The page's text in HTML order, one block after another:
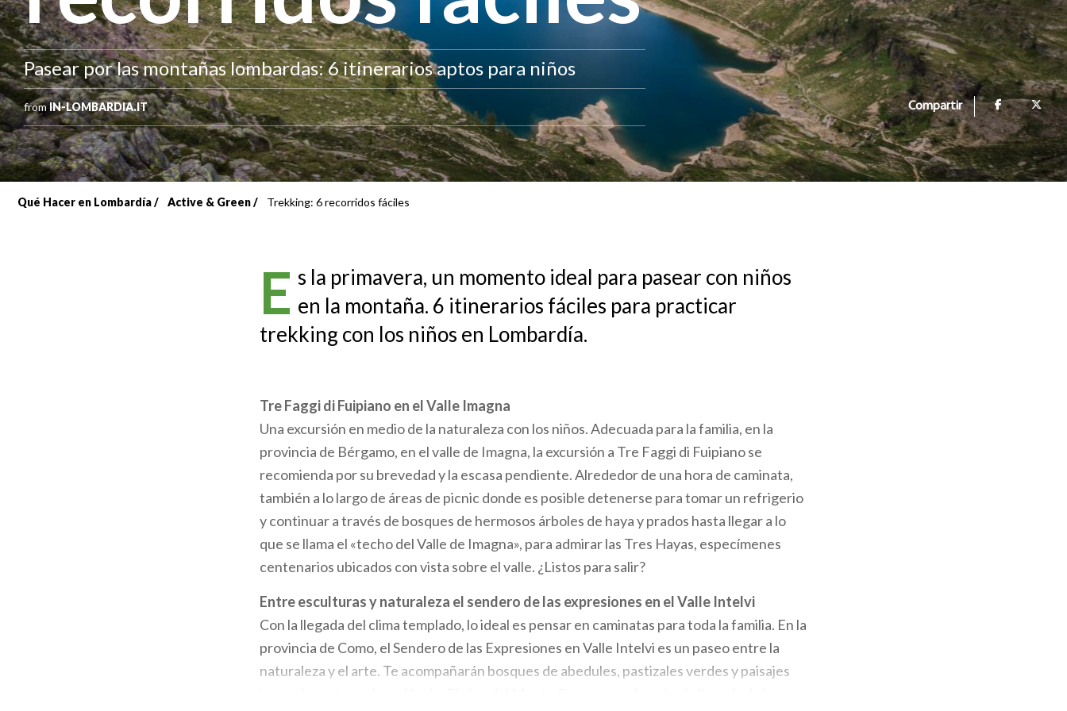
Pasear por las montañas lombardas: 6 itinerarios aptos para niños
fromIN-LOMBARDIA.IT Compartir
Sobrescribir
Qué Hacer en Lombardía Active & Green Trekking: 6 recorridos fáciles
E s la primavera, un momento ideal para pasear con niños
en la montaña. 6 itinerarios fáciles para practicar
trekking con los niños en Lombardía.
Tre Faggi di Fuipiano en el Valle Imagna
Una excursión en medio de la naturaleza con los niños. Adecuada para la familia, en la
provincia de Bérgamo, en el valle de Imagna, la excursión a Tre Faggi di Fuipiano se
recomienda por su brevedad y la escasa pendiente. Alrededor de una hora de caminata,
también a lo largo de áreas de picnic donde es posible detenerse para tomar un refrigerio
y continuar a través de bosques de hermosos árboles de haya y prados hasta llegar a lo
que se llama el «techo del Valle de Imagna», para admirar las Tres Hayas, especímenes
centenarios ubicados con vista sobre el valle. ¿Listos para salir?
Entre esculturas y naturaleza el sendero de las expresiones en el Valle Intelvi
Con la llegada del clima templado, lo ideal es pensar en caminatas para toda la familia. En la
provincia de Como, el Sendero de las Expresiones en Valle Intelvi es un paseo entre la
naturaleza y el arte. Te acompañarán bosques de abedules, pastizales verdes y paisajes